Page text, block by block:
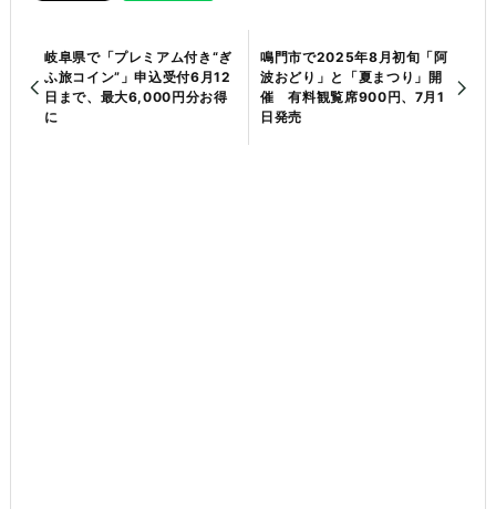
岐阜県で「プレミアム付き“ぎ
ふ旅コイン”」申込受付6月12
日まで、最大6,000円分お得
に
鳴門市で2025年8月初旬「阿
波おどり」と「夏まつり」開
催 有料観覧席900円、7月1
日発売